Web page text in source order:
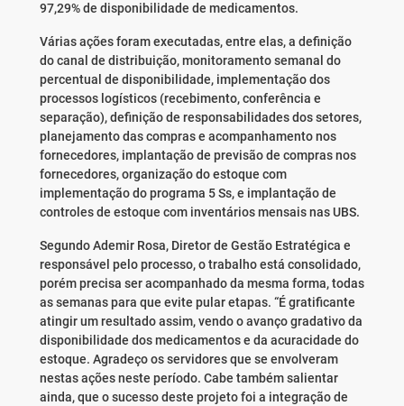
97,29% de disponibilidade de medicamentos.
Várias ações foram executadas, entre elas, a definição
do canal de distribuição, monitoramento semanal do
percentual de disponibilidade, implementação dos
processos logísticos (recebimento, conferência e
separação), definição de responsabilidades dos setores,
planejamento das compras e acompanhamento nos
fornecedores, implantação de previsão de compras nos
fornecedores, organização do estoque com
implementação do programa 5 Ss, e implantação de
controles de estoque com inventários mensais nas UBS.
Segundo Ademir Rosa, Diretor de Gestão Estratégica e
responsável pelo processo, o trabalho está consolidado,
porém precisa ser acompanhado da mesma forma, todas
as semanas para que evite pular etapas. “É gratificante
atingir um resultado assim, vendo o avanço gradativo da
disponibilidade dos medicamentos e da acuracidade do
estoque. Agradeço os servidores que se envolveram
nestas ações neste período. Cabe também salientar
ainda, que o sucesso deste projeto foi a integração de